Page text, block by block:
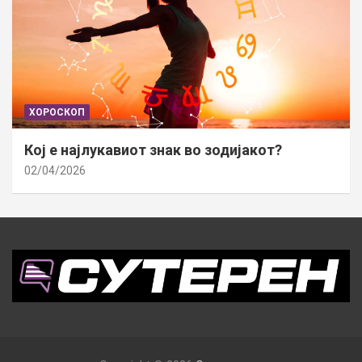
ХОРОСКОП
Кој е најлукавиот знак во зодијакот?
02/04/2026